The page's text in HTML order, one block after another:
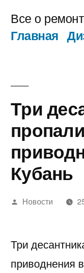
содержимому
Все о
Главная
Три
Кубань
Написано
Новости
Три
приводнения